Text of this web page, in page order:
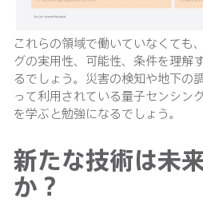
これらの領域で働いていなくても
グの実用性、可能性、条件を理解
るでしょう。災害の検知や地下の
って利用されている量子センシン
を学ぶと勉強になるでしょう。
新たな技術は未
か？